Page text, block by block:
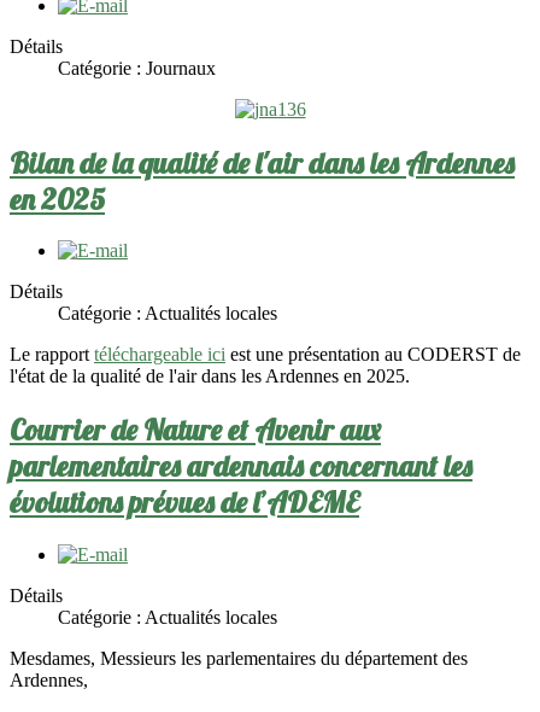
Détails
Catégorie : Journaux
Bilan de la qualité de l'air dans les Ardennes
en 2025
Détails
Catégorie : Actualités locales
Le rapporttéléchargeable ici est une présentation au CODERST de
l'état de la qualité de l'air dans les Ardennes en 2025.
Courrier de Nature et Avenir aux
parlementaires ardennais concernant les
évolutions prévues de l’ADEME
Détails
Catégorie : Actualités locales
Mesdames, Messieurs les parlementaires du département des
Ardennes,